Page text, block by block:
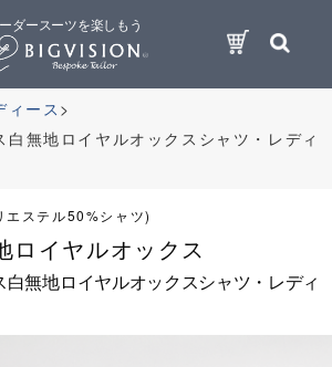
ダースーツを楽しもう
ィース
無地ロイヤルオックスシャツ・レディ
エステル50%シャツ)
ロイヤルオックス
無地ロイヤルオックスシャツ・レディ